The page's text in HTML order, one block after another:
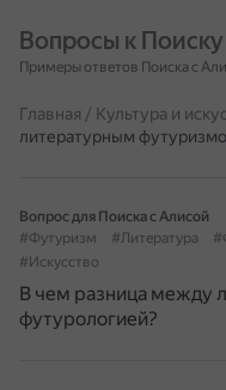
Вопросы к Поиску
Примеры ответов Поиска с
Главная / Культура и
литературным
Вопрос для Поиска с Алисой
#Футуризм
#Литература
#Искусство
В чем разница между
футурологией?